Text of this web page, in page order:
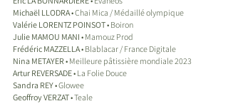
Michaël LLODRA • Chai Mica / Médaillé olympique
Valérie LORENTZ POINSOT • Boiron
Julie MAMOU MANI • Mamouz Prod
Frédéric MAZZELLA • Blablacar / France Digitale
Nina METAYER • Meilleure pâtissière mondiale 2023
Artur REVERSADE • La Folie Douce
Sandra REY • Glowee
Geoffroy VERZAT • Teale